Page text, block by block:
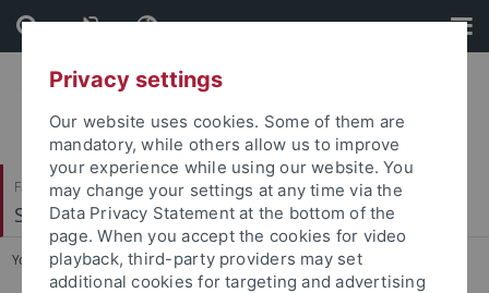
Skip
to
content
Skip
to
footer
Faculty of Science
Social Cognition and Decision Sciences
You are here: Home ... Computerbrainstorming
Privacy settings
Our website uses cookies. Some of them are
mandatory, while others allow us to improve
your experience while using our website. You
may change your settings at any time via the
Data Privacy Statement at the bottom of the
page. When you accept the cookies for video
playback, third-party providers may set
additional cookies for targeting and advertising